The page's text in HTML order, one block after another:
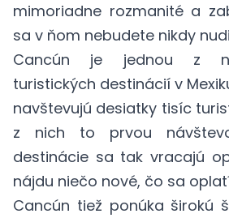
mimoriadne rozmanité a
sa v ňom nebudete nikdy
Cancún je jednou z
turistických destinácií v
navštevujú desiatky tisíc
z nich to prvou
destinácie sa tak vracajú
nájdu niečo nové, čo sa
Cancún tiež ponúka širokú